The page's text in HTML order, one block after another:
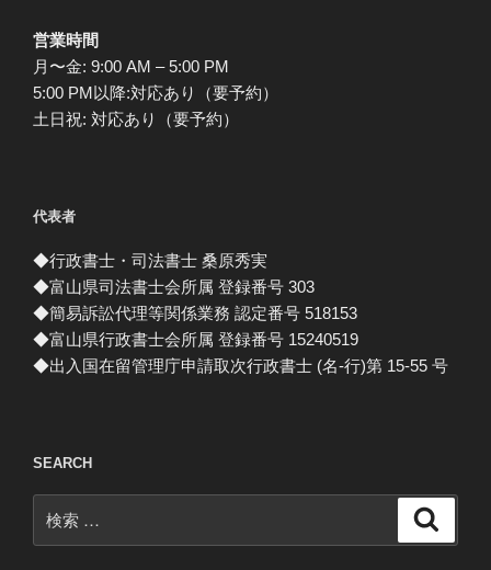
営業時間
月〜金: 9:00 AM – 5:00 PM
5:00 PM以降:対応あり（要予約）
土日祝: 対応あり（要予約）
代表者
◆行政書士・司法書士 桑原秀実
◆富山県司法書士会所属 登録番号 303
◆簡易訴訟代理等関係業務 認定番号 518153
◆富山県行政書士会所属 登録番号 15240519
◆出入国在留管理庁申請取次行政書士 (名-行)第 15-55 号
SEARCH
索: